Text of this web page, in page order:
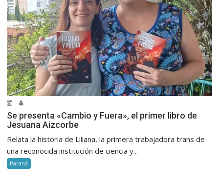
Se presenta «Cambio y Fuera», el primer libro de
Jesuana Aizcorbe
Relata la historia de Liliana, la primera trabajadora trans de
una reconocida institución de ciencia y...
Paraná